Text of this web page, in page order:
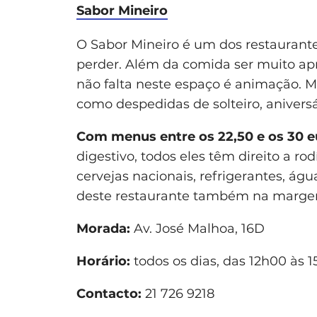
Sabor Mineiro
O Sabor Mineiro é um dos
perder. Além da comida ser muito
não falta neste espaço é animação.
como despedidas de solteiro,
Com menus entre os 22,50 e os 30
digestivo, todos eles têm direito a
cervejas nacionais, refrigerantes,
deste restaurante também na
Morada: Av. José Malhoa, 16D
Horário: todos os dias, das 12h00 às
Contacto: 21 726 9218